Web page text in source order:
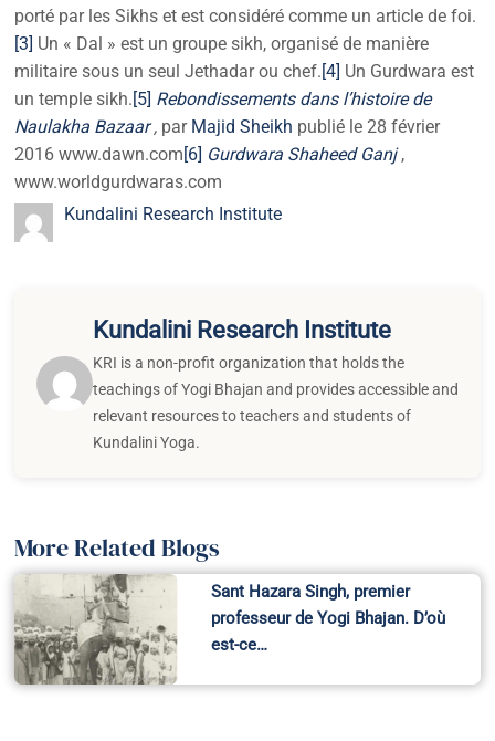
porté par les Sikhs et est considéré comme un article de foi.
[3] Un « Dal » est un groupe sikh, organisé de manière
militaire sous un seul Jethadar ou chef.[4] Un Gurdwara est
un temple sikh.[5] Rebondissements dans l’histoire de
Naulakha Bazaar, par Majid Sheikh publié le 28 février
2016 www.dawn.com[6] Gurdwara Shaheed Ganj,
www.worldgurdwaras.com
Kundalini Research Institute
Kundalini Research Institute
KRI is a non-profit organization that holds the
teachings of Yogi Bhajan and provides accessible and
relevant resources to teachers and students of
Kundalini Yoga.
More Related Blogs
Sant Hazara Singh, premier
professeur de Yogi Bhajan. D’où
est-ce…